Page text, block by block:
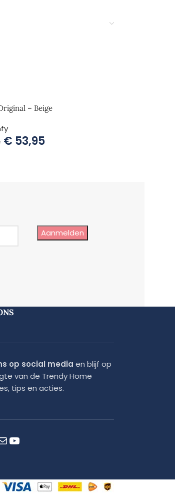
– Beige
€ 53,95
Aanmelden
op social media en blijf op
van de Trendy Home
tips en acties.